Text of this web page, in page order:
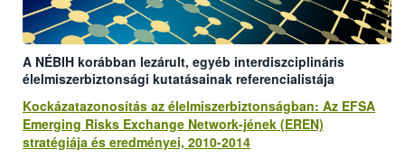
A NÉBIH korábban lezárult, egyéb interdiszciplináris
élelmiszerbiztonsági kutatásainak referencialistája
Kockázatazonosítás az élelmiszerbiztonságban: Az EFSA
Emerging Risks Exchange Network-jének (EREN)
stratégiája és eredményei, 2010-2014